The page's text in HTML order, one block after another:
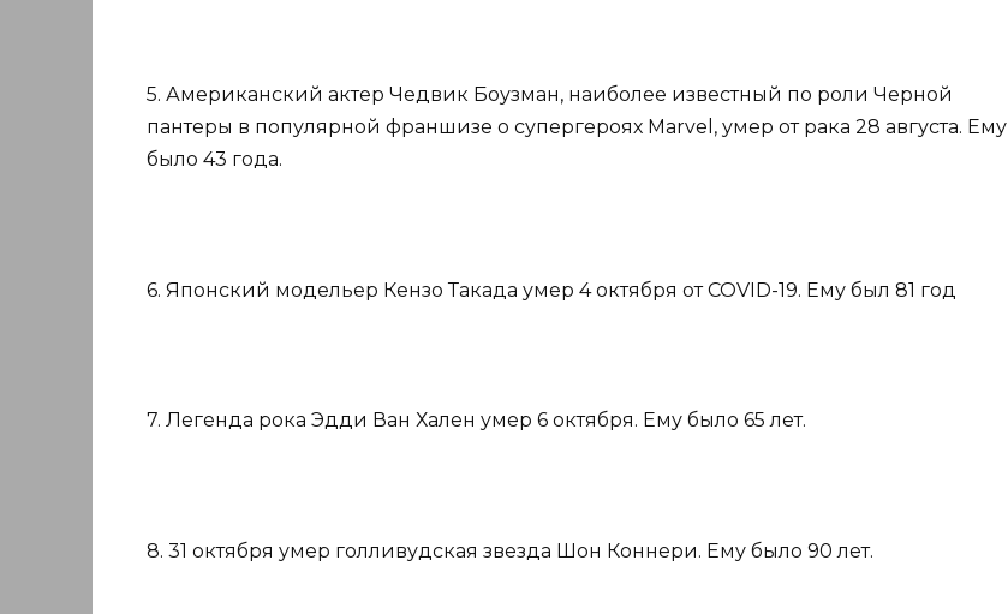
5. Американский актер Чедвик Боузман, наиболее известный по роли Черной
пантеры в популярной франшизе о супергероях Marvel, умер от рака 28 августа. Ему
было 43 года.
6. Японский модельер Кензо Такада умер 4 октября от COVID-19. Ему был 81 год
7. Легенда рока Эдди Ван Хален умер 6 октября. Ему было 65 лет.
8. 31 октября умер голливудская звезда Шон Коннери. Ему было 90 лет.